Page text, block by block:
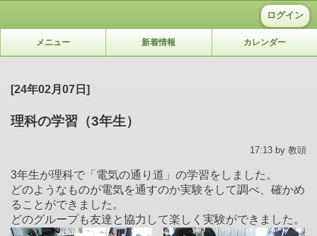
ログイン
メニュー 新着情報 カレンダー
[24年02月07日]
理科の学習（3年生）
17:13 by 教頭
3年生が理科で「電気の通り道」の学習をしました。
どのようなものが電気を通すのか実験をして調べ、確かめ
ることができました。
どのグループも友達と協力して楽しく実験ができました。